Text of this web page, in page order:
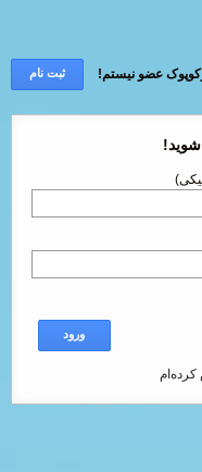
ثبت نام عضو نیستم!
شوید!
ورود